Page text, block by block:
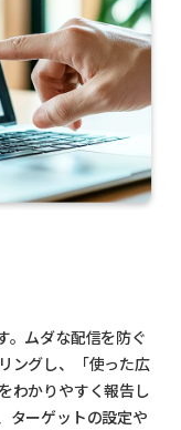
。ムダな配信を防ぐ
ングし、「使った広
わかりやすく報告し
ターゲットの設定や